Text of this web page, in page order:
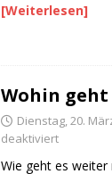
[Weiterlesen]
Wohin
Dienstag, 20.
deaktiviert
Wie geht es